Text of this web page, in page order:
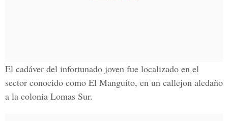
El cadáver del infortunado joven fue localizado en el
sector conocido como El Manguito, en un callejon aledaño
a la colonia Lomas Sur.